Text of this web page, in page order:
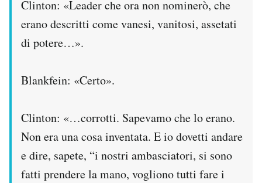
Clinton: «Leader che ora non nominerò, che
erano descritti come vanesi, vanitosi, assetati
di potere…».
Blankfein: «Certo».
Clinton: «…corrotti. Sapevamo che lo erano.
Non era una cosa inventata. E io dovetti andare
e dire, sapete, “i nostri ambasciatori, si sono
fatti prendere la mano, vogliono tutti fare i